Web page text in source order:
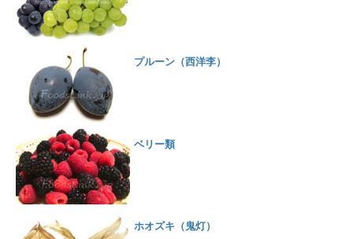
プルーン（西洋李）
ベリー類
ホオズキ（鬼灯）